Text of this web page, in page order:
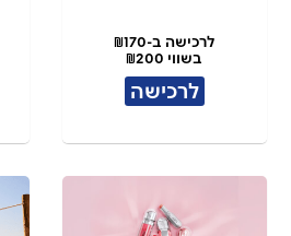
לרכישה ב-₪170
בשווי ₪200
לרכישה